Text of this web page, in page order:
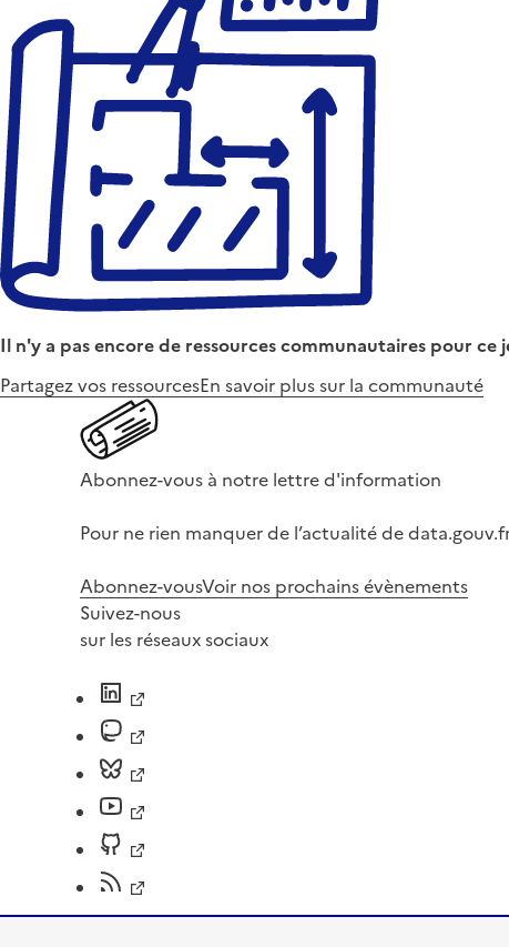
Il n'y a pas encore de ressources communautaires pour ce
Partagez vos ressourcesEn savoir plus sur la communauté
Abonnez-vous à notre lettre d'information
Pour ne rien manquer de l’actualité de
Abonnez-vousVoir nos prochains évènements
Suivez-nous
sur les réseaux sociaux